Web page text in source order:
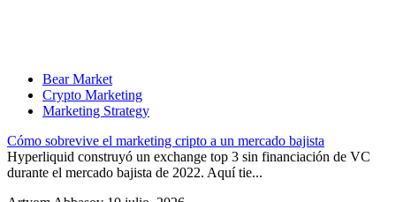
Bear Market
Crypto Marketing
Marketing Strategy
Cómo sobrevive el marketing cripto a un mercado bajista
Hyperliquid construyó un exchange top 3 sin financiación de VC
durante el mercado bajista de 2022. Aquí tie...